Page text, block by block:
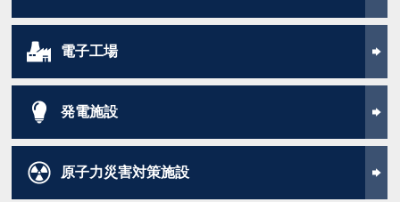
電子工場
発電施設
原子力災害対策施設